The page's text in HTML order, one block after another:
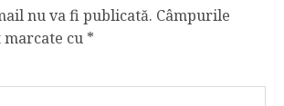
nu va fi publicată. Câmpurile
cu *